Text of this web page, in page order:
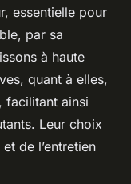
essentielle pour
par sa
à haute
quant à elles,
facilitant ainsi
Leur choix
de l’entretien